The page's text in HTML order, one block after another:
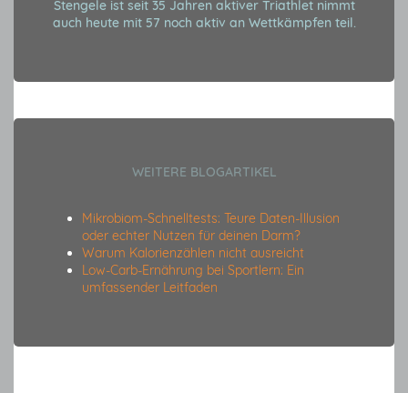
Stengele ist seit 35 Jahren aktiver Triathlet nimmt
auch heute mit 57 noch aktiv an Wettkämpfen teil.
WEITERE BLOGARTIKEL
Mikrobiom-Schnelltests: Teure Daten-Illusion
oder echter Nutzen für deinen Darm?
Warum Kalorienzählen nicht ausreicht
Low-Carb-Ernährung bei Sportlern: Ein
umfassender Leitfaden